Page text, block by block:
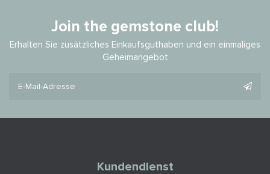
Join the gemstone club!
Erhalten Sie zusätzliches Einkaufsguthaben und ein einmaliges
Geheimangebot
Kundendienst